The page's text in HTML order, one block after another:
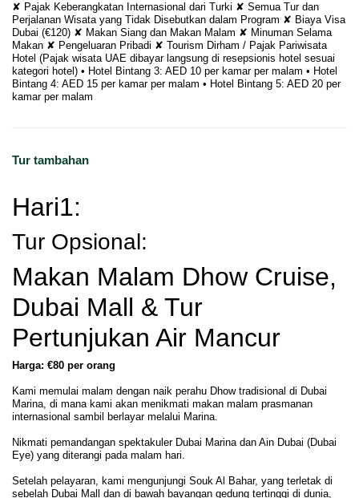
✘ Pajak Keberangkatan Internasional dari Turki ✘ Semua Tur dan
Perjalanan Wisata yang Tidak Disebutkan dalam Program ✘ Biaya Visa
Dubai (€120) ✘ Makan Siang dan Makan Malam ✘ Minuman Selama
Makan ✘ Pengeluaran Pribadi ✘ Tourism Dirham / Pajak Pariwisata
Hotel (Pajak wisata UAE dibayar langsung di resepsionis hotel sesuai
kategori hotel) • Hotel Bintang 3: AED 10 per kamar per malam • Hotel
Bintang 4: AED 15 per kamar per malam • Hotel Bintang 5: AED 20 per
kamar per malam
Tur tambahan
Hari1:
Tur Opsional:
Makan Malam Dhow Cruise,
Dubai Mall & Tur
Pertunjukan Air Mancur
Harga: €80 per orang
Kami memulai malam dengan naik perahu Dhow tradisional di Dubai
Marina, di mana kami akan menikmati makan malam prasmanan
internasional sambil berlayar melalui Marina.
Nikmati pemandangan spektakuler Dubai Marina dan Ain Dubai (Dubai
Eye) yang diterangi pada malam hari.
Setelah pelayaran, kami mengunjungi Souk Al Bahar, yang terletak di
sebelah Dubai Mall dan di bawah bayangan gedung tertinggi di dunia,